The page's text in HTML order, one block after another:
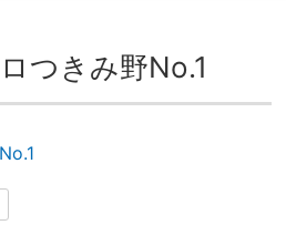
つきみ野No.1